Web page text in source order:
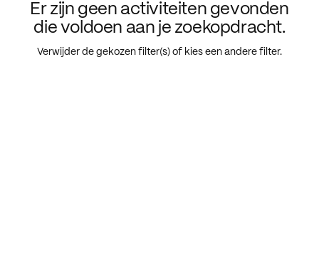
Er zijn geen activiteiten gevonden
die voldoen aan je zoekopdracht.
Verwijder de gekozen filter(s) of kies een andere filter.